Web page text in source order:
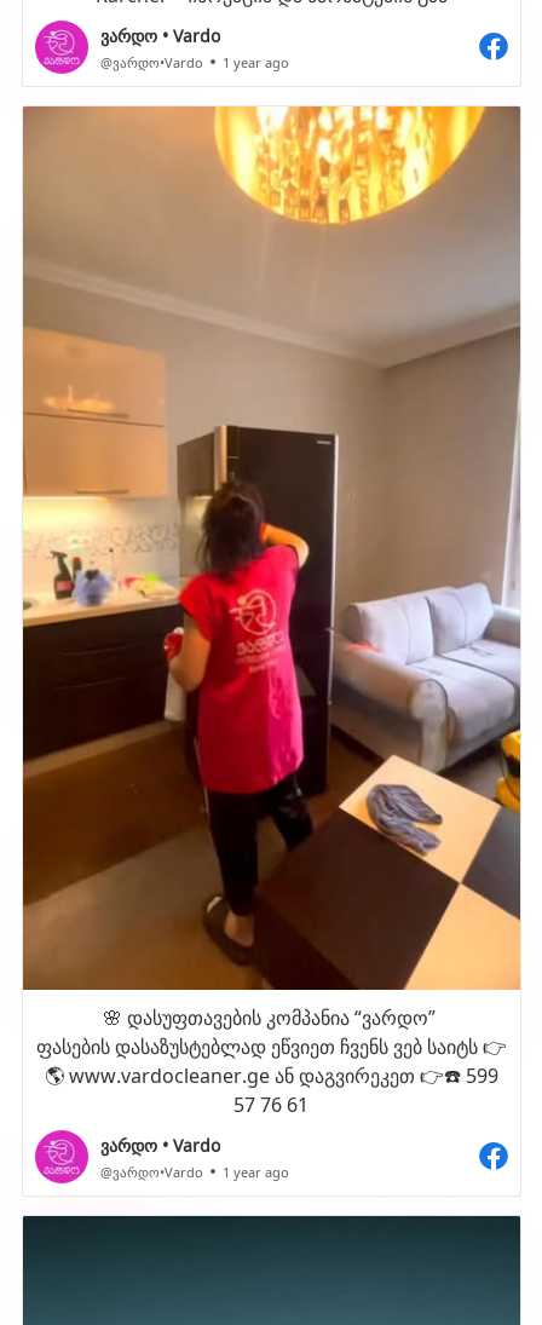
ვარდო • Vardo
@ვარდო•Vardo 1 year ago
🌸 დასუფთავების კომპანია “ვარდო”
ფასების დასაზუსტებლად ეწვიეთ ჩვენს ვებ საიტს 👉
🌎 www.vardocleaner.ge ან დაგვირეკეთ 👉☎️ 599
57 76 61
ვარდო • Vardo
@ვარდო•Vardo 1 year ago